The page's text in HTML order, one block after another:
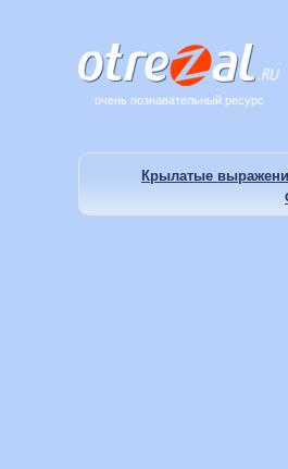
очень познавательный ресурс
Крылатые